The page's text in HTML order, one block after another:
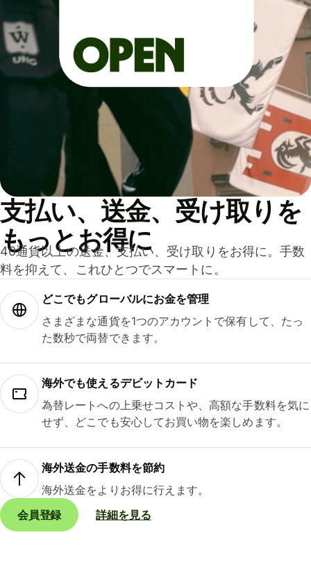
支払い、送金、受け取りを
もっとお得に
40通貨以上の送金、支払い、受け取りをお得に。手数
料を抑えて、これひとつでスマートに。
どこでもグ⁠ロ⁠ー⁠バ⁠ルにお金を管理
さまざまな通貨を1つのアカウントで保有して、たっ
た数秒で両替できます。
海外でも使えるデビットカード
為替レートへの上乗せコストや、高額な手数料を気に
せず、どこでも安心してお買い物を楽しめます。
海外送金の手数料を節約
海外送金をよりお得に行えます。
会員登録
詳細を見る